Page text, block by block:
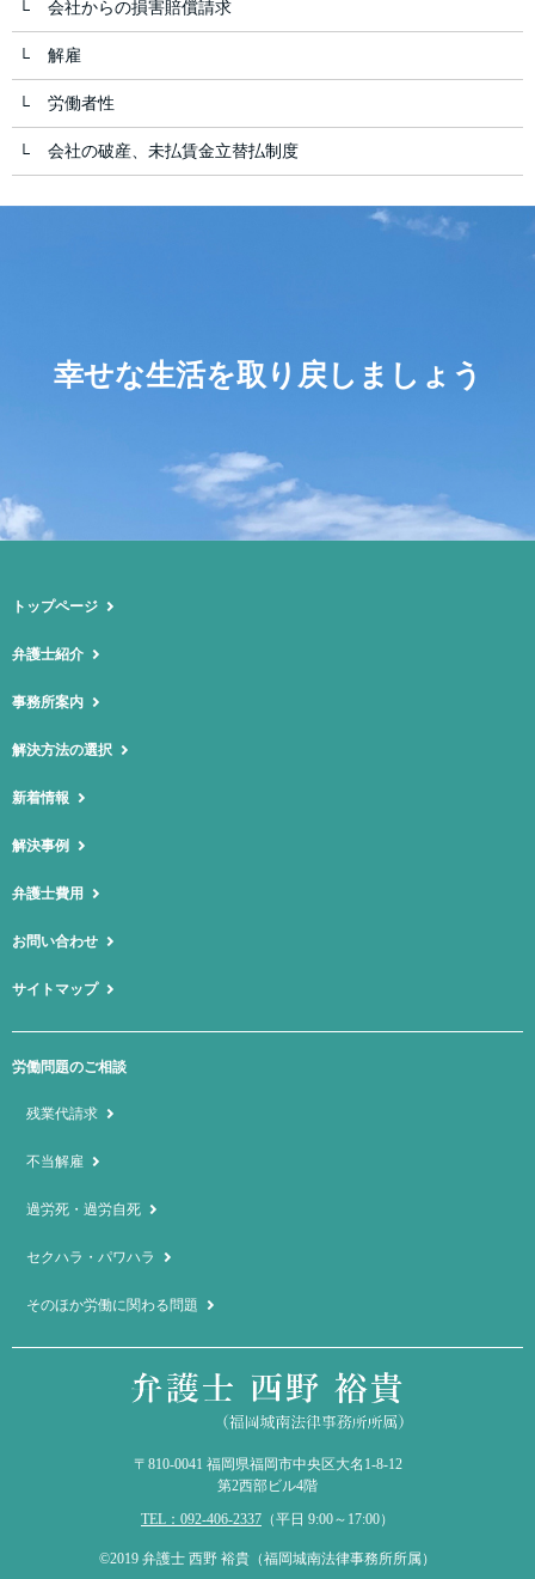
会社からの損害賠償請求
解雇
労働者性
会社の破産、未払賃金立替払制度
幸せな生活を取り戻しましょう
トップページ
弁護士紹介
事務所案内
解決方法の選択
新着情報
解決事例
弁護士費用
お問い合わせ
サイトマップ
労働問題のご相談
残業代請求
不当解雇
過労死・過労自死
セクハラ・パワハラ
そのほか労働に関わる問題
〒810-0041 福岡県福岡市中央区大名1-8-12
第2西部ビル4階
TEL：092-406-2337 （平日 9:00～17:00）
©2019 弁護士 西野 裕貴（福岡城南法律事務所所属）